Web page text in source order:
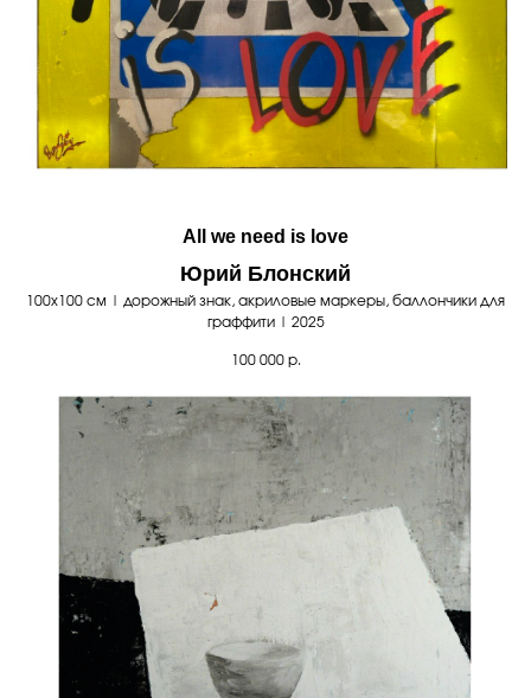
All we need is love
Юрий Блонский
100х100 см | дорожный знак, акриловые маркеры, баллончики для
граффити | 2025
100 000 р.